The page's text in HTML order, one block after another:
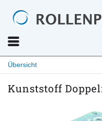
Übersicht
Kunststoff